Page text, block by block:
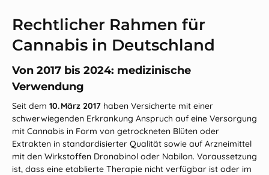
Rechtlicher Rahmen für
Cannabis in Deutschland
Von 2017 bis 2024: medizinische
Verwendung
Seit dem 10. März 2017 haben Versicherte mit einer
schwerwiegenden Erkrankung Anspruch auf eine Versorgung
mit Cannabis in Form von getrockneten Blüten oder
Extrakten in standardisierter Qualität sowie auf Arzneimittel
mit den Wirkstoffen Dronabinol oder Nabilon. Voraussetzung
ist, dass eine etablierte Therapie nicht verfügbar ist oder im